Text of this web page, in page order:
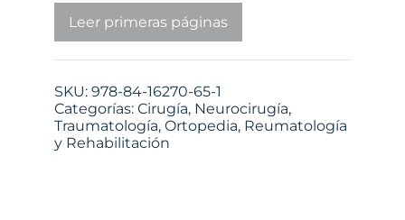
Leer primeras páginas
SKU: 978-84-16270-65-1
Categorías: Cirugía, Neurocirugía,
Traumatología, Ortopedia, Reumatología
y Rehabilitación